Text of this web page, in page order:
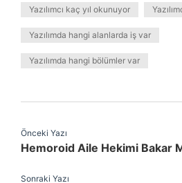
Yazılımcı kaç yıl okunuyor
Yazılımda hangi alanlarda iş var
Yazılımda hangi bölümler var
Önceki Yazı
Hemoroid Aile Hekimi Bakar
Sonraki Yazı